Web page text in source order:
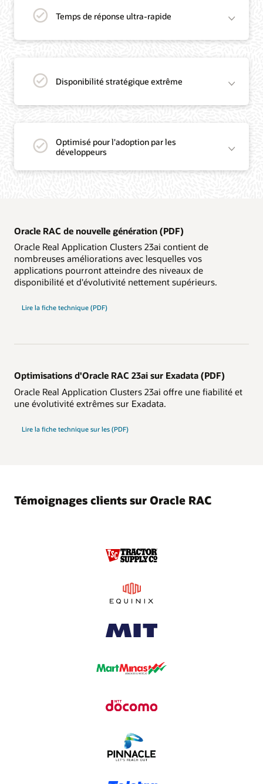
Temps de réponse ultra-rapide
Disponibilité stratégique extrême
Optimisé pour l'adoption par les
développeurs
Oracle RAC de nouvelle génération (PDF)
Oracle Real Application Clusters 23ai contient de
nombreuses améliorations avec lesquelles vos
applications pourront atteindre des niveaux de
disponibilité et d'évolutivité nettement supérieurs.
Lire la fiche technique
RAC
(PDF)
Optimisations d'Oracle RAC 23ai sur Exadata (PDF)
Oracle Real Application Clusters 23ai offre une fiabilité et
une évolutivité extrêmes sur Exadata.
Lire la fiche technique sur les
Oracle
(PDF)
Témoignages clients sur Oracle RAC